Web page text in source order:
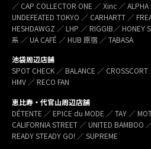
／ CAP COLLECTOR ONE ／ Xinc ／
UNDEFEATED TOKYO ／ CARHARTT ／
HESHDAWGZ ／ LHP ／ RIGGIB／ HONEY
系 ／ UA CAFÉ ／ HUB 原宿 ／ TABASA
池袋周辺店舗
SPOT CHECK ／ BALANCE ／
HMV ／ RECO FAN
恵比寿・代官山周辺店舗
DÉTENTE ／ EPICE du MODE ／ TAY ／
CALIFORNIA STREET ／ UNITED
READY STEADY GO! ／ SUPREME